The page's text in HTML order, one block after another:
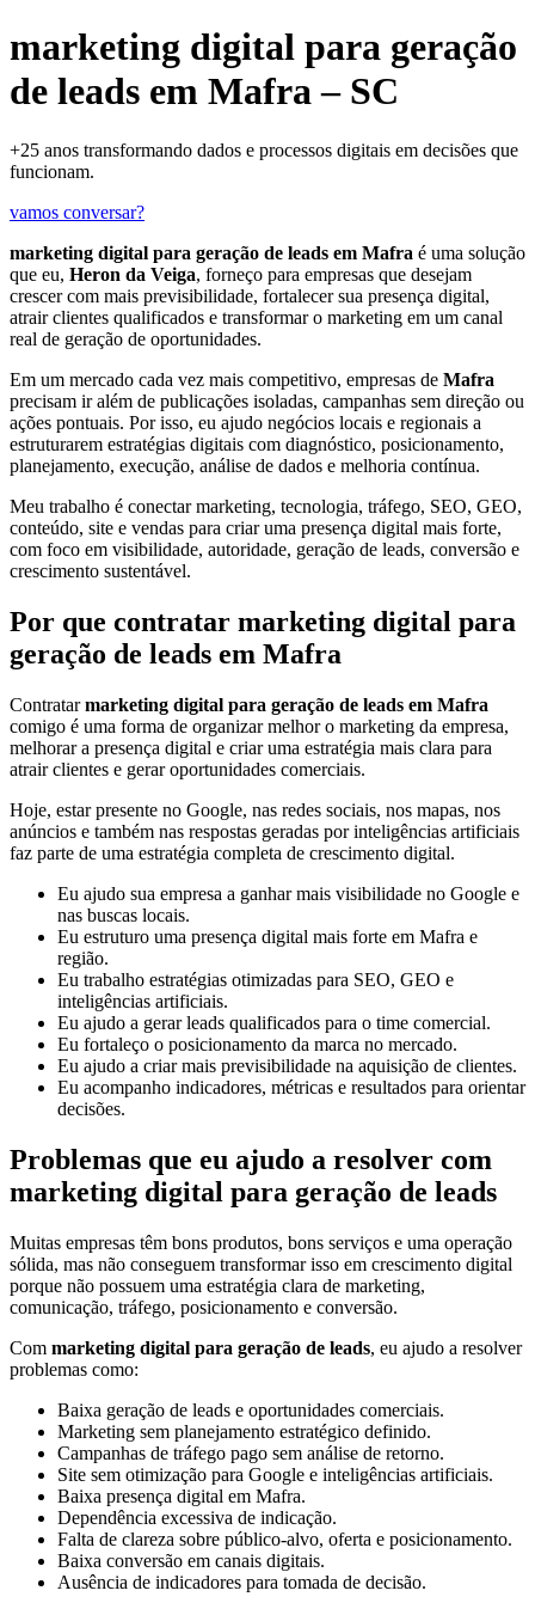
marketing digital para geração
de leads em Mafra – SC
+25 anos transformando dados e processos digitais em decisões que
funcionam.
vamos conversar?
marketing digital para geração de leads em Mafra é uma solução
que eu, Heron da Veiga, forneço para empresas que desejam
crescer com mais previsibilidade, fortalecer sua presença digital,
atrair clientes qualificados e transformar o marketing em um canal
real de geração de oportunidades.
Em um mercado cada vez mais competitivo, empresas de Mafra
precisam ir além de publicações isoladas, campanhas sem direção ou
ações pontuais. Por isso, eu ajudo negócios locais e regionais a
estruturarem estratégias digitais com diagnóstico, posicionamento,
planejamento, execução, análise de dados e melhoria contínua.
Meu trabalho é conectar marketing, tecnologia, tráfego, SEO, GEO,
conteúdo, site e vendas para criar uma presença digital mais forte,
com foco em visibilidade, autoridade, geração de leads, conversão e
crescimento sustentável.
Por que contratar marketing digital para
geração de leads em Mafra
Contratarmarketing digital para geração de leads em Mafra
comigo é uma forma de organizar melhor o marketing da empresa,
melhorar a presença digital e criar uma estratégia mais clara para
atrair clientes e gerar oportunidades comerciais.
Hoje, estar presente no Google, nas redes sociais, nos mapas, nos
anúncios e também nas respostas geradas por inteligências artificiais
faz parte de uma estratégia completa de crescimento digital.
Eu ajudo sua empresa a ganhar mais visibilidade no Google e
nas buscas locais.
Eu estruturo uma presença digital mais forte em Mafra e
região.
Eu trabalho estratégias otimizadas para SEO, GEO e
inteligências artificiais.
Eu ajudo a gerar leads qualificados para o time comercial.
Eu fortaleço o posicionamento da marca no mercado.
Eu ajudo a criar mais previsibilidade na aquisição de clientes.
Eu acompanho indicadores, métricas e resultados para orientar
decisões.
Problemas que eu ajudo a resolver com
marketing digital para geração de leads
Muitas empresas têm bons produtos, bons serviços e uma operação
sólida, mas não conseguem transformar isso em crescimento digital
porque não possuem uma estratégia clara de marketing,
comunicação, tráfego, posicionamento e conversão.
Com marketing digital para geração de leads, eu ajudo a resolver
problemas como:
Baixa geração de leads e oportunidades comerciais.
Marketing sem planejamento estratégico definido.
Campanhas de tráfego pago sem análise de retorno.
Site sem otimização para Google e inteligências artificiais.
Baixa presença digital em Mafra.
Dependência excessiva de indicação.
Falta de clareza sobre público-alvo, oferta e posicionamento.
Baixa conversão em canais digitais.
Ausência de indicadores para tomada de decisão.